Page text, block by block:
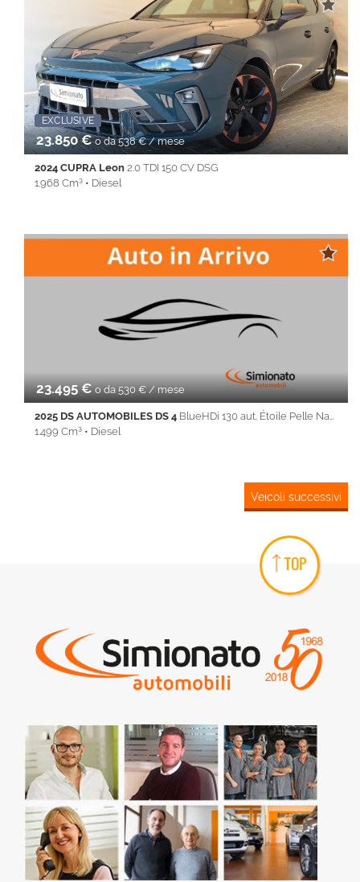
Apple CarPlay • Autoradio • Bluetooth • Cerchi in lega •
Chiusura centralizzata • Climatizzatore • Controllo trazione •
Cruise Control • ESP • Fendinebbia • Full LED • Immobilizzatore
elettronico • Isofix • Keyless • Lane Assist • Park Distance Control
• PDC • REAR ASSIST • Servosterzo • Navigatore satellitare •
Specchietti laterali elettrici • Start&Stop • Touch screen • USB •
Vivavoce • Volante multifunzione
Promo Fin-Light EXCLUSIVE
23.850 €o da 538 € / mese
2024 CUPRA Leon 2.0 TDI 150 CV DSG
1.968 Cm³ • Diesel
Airbag testa • Alzacristalli elettrici • Android Auto • Apple
CarPlay • Autoradio • Bluetooth • Cerchi in lega • cerchi per 18° •
LED • Immobilizzatore elettronico • Isofix • Keyless • Lane Assist
• Park Distance Control • PDC • Sedile posteriore sdoppiato •
Servosterzo • Navigatore satellitare • Specchietti laterali elettrici
23.495 €o da 530 € / mese
2025 DS AUTOMOBILES DS 4 BlueHDi 130 aut. Étoile Pelle Nappa
1.499 Cm³ • Diesel
Airbag Passeggero • Airbag testa • Autoradio • Autoradio
digitale • Bluetooth • Bracciolo • cerchi da 19'' • Cerchi in lega •
Cruise Control • ESP • Fari LED • Fendinebbia • Filtro
antiparticolato • Frenata d'emergenza assistita • Front Assist •
Head-up display • Immobilizzatore elettronico • Interni in pelle •
Isofix • Limitatore di velocità • LINE ASSIST • Regolazione
elettrica sedili • Riconoscimento dei segnali stradali • Sedile
Sensori di parcheggio posteriori • Sensori di parcheggio
posteriori • Servosterzo • Navigatore satellitare • Specchietti
laterali elettrici • Start/Stop Automatico • Telecamera per
parcheggio assistito • Telecamera posteriore
Veicoli successivi
TOP